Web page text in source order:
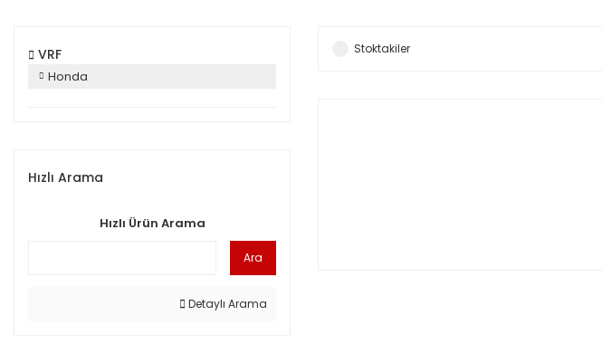
VRF
Honda
Hızlı Arama
Hızlı Ürün Arama
Ara
Detaylı Arama
Stoktakiler